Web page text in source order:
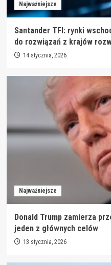
Najważniejsze
Santander TFI: rynki
do rozwiązań z krajów
14 stycznia, 2026
Najważniejsze
Donald Trump zamierza
jeden z głównych celów
13 stycznia, 2026